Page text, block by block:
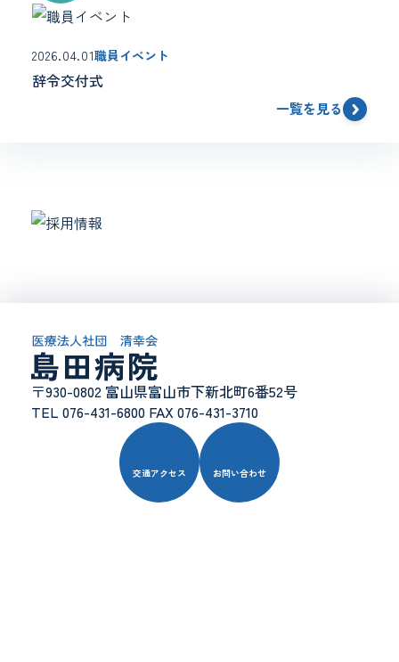
2026.04.01職員イベント
辞令交付式
一覧を見る
〒930-0802 富山県富山市下新北町6番52号
TEL 076-431-6800 FAX 076-431-3710
交通アクセス お問い合わせ